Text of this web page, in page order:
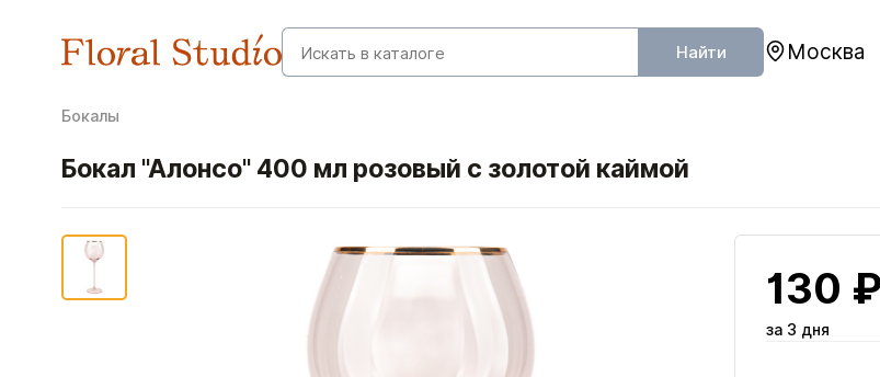
Найти Москва
Бокалы
Бокал "Алонсо" 400 мл розовый с золотой каймой
130 ₽
за 3 дня